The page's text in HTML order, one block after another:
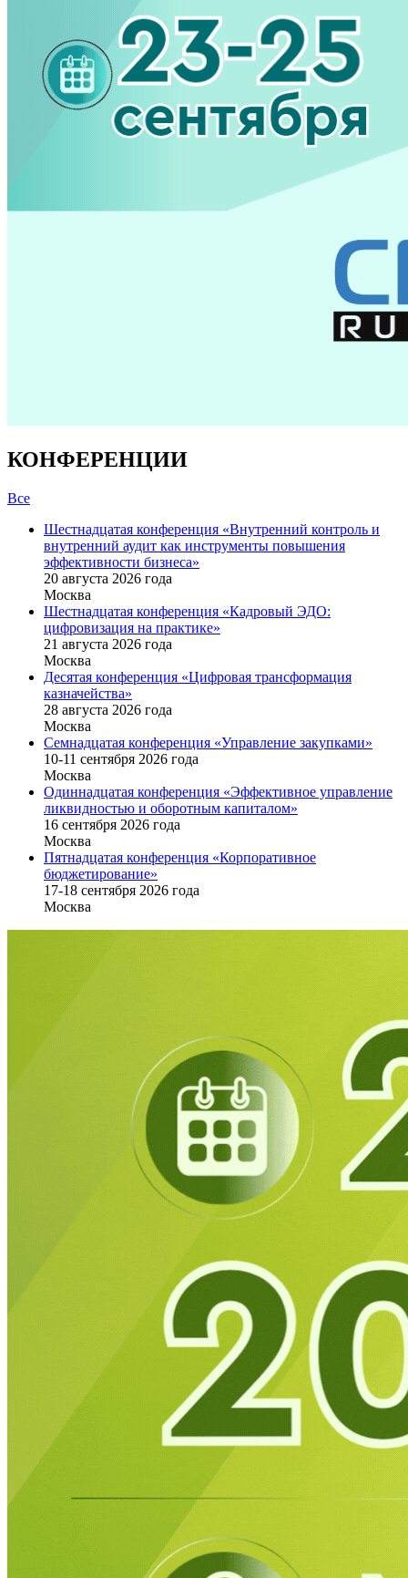
КОНФЕРЕНЦИИ
Все
Шестнадцатая конференция «Внутренний контроль и
внутренний аудит как инструменты повышения
эффективности бизнеса»
20 августа 2026 года
Москва
Шестнадцатая конференция «Кадровый ЭДО:
цифровизация на практике»
21 августа 2026 года
Москва
Десятая конференция «Цифровая трансформация
казначейства»
28 августа 2026 года
Москва
Семнадцатая конференция «Управление закупками»
10-11 сентября 2026 года
Москва
Одиннадцатая конференция «Эффективное управление
ликвидностью и оборотным капиталом»
16 cентября 2026 года
Москва
Пятнадцатая конференция «Корпоративное
бюджетирование»
17-18 сентября 2026 года
Москва